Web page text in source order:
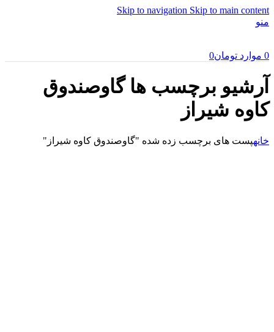
Skip to navigation Skip to main content
منو
0 موارد تومان0
آرشیو برچسب ها گاوصندوق
کاوه شیراز
خانهپست های برچسب زده شده "گاوصندوق کاوه شیراز"